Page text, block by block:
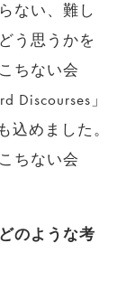
ない、難し
う思うかを
ちない会
Discourses」
込めました。
ちない会
のような考